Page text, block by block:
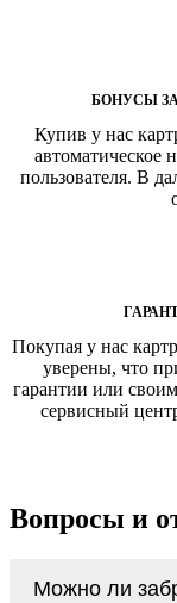
БОНУСЫ
Купив у нас
автоматическое
пользователя. В
Покупая у нас
уверены, что
гарантии или
сервисный
Вопросы и
Можно ли